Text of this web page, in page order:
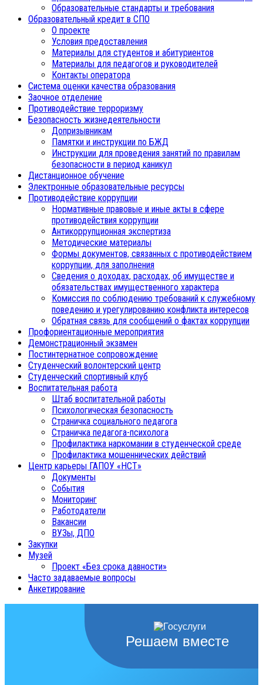
Образовательные стандарты и требования
Образовательный кредит в СПО
О проекте
Условия предоставления
Материалы для студентов и абитуриентов
Материалы для педагогов и руководителей
Контакты оператора
Система оценки качества образования
Заочное отделение
Противодействие терроризму
Безопасность жизнедеятельности
Допризывникам
Памятки и инструкции по БЖД
Инструкции для проведения занятий по правилам
безопасности в период каникул
Дистанционное обучение
Электронные образовательные ресурсы
Противодействие коррупции
Нормативные правовые и иные акты в сфере
противодействия коррупции
Антикоррупционная экспертиза
Методические материалы
Формы документов, связанных с противодействием
коррупции, для заполнения
Сведения о доходах, расходах, об имуществе и
обязательствах имущественного характера
Комиссия по соблюдению требований к служебному
поведению и урегулированию конфликта интересов
Обратная связь для сообщений о фактах коррупции
Профориентационные мероприятия
Демонстрационный экзамен
Постинтернатное сопровождение
Студенческий волонтерский центр
Студенческий спортивный клуб
Воспитательная работа
Штаб воспитательной работы
Психологическая безопасность
Страничка социального педагога
Страничка педагога-психолога
Профилактика наркомании в студенческой среде
Профилактика мошеннических действий
Центр карьеры ГАПОУ «НСТ»
Документы
События
Мониторинг
Работодатели
Вакансии
ВУЗы, ДПО
Закупки
Музей
Проект «Без срока давности»
Часто задаваемые вопросы
Анкетирование
Решаем вместе